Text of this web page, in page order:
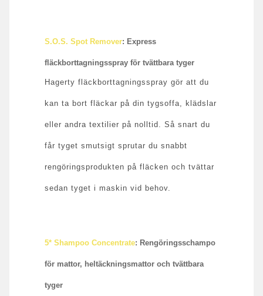
S.O.S. Spot Remover: Express
fläckborttagningsspray för tvättbara tyger
Hagerty fläckborttagningsspray gör att du
kan ta bort fläckar på din tygsoffa, klädslar
eller andra textilier på nolltid. Så snart du
får tyget smutsigt sprutar du snabbt
rengöringsprodukten på fläcken och tvättar
sedan tyget i maskin vid behov.
5* Shampoo Concentrate: Rengöringsschampo
för mattor, heltäckningsmattor och tvättbara
tyger